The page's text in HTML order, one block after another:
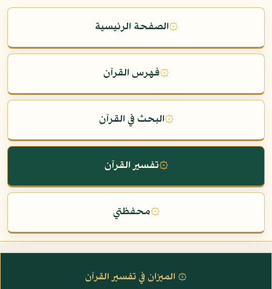
۞الصفحة الرئيسية
۞فهرس القرآن
۞البحث في القرآن
۞تفسير القرآن
۞محفظتي
۞ الميزان في تفسير القرآن